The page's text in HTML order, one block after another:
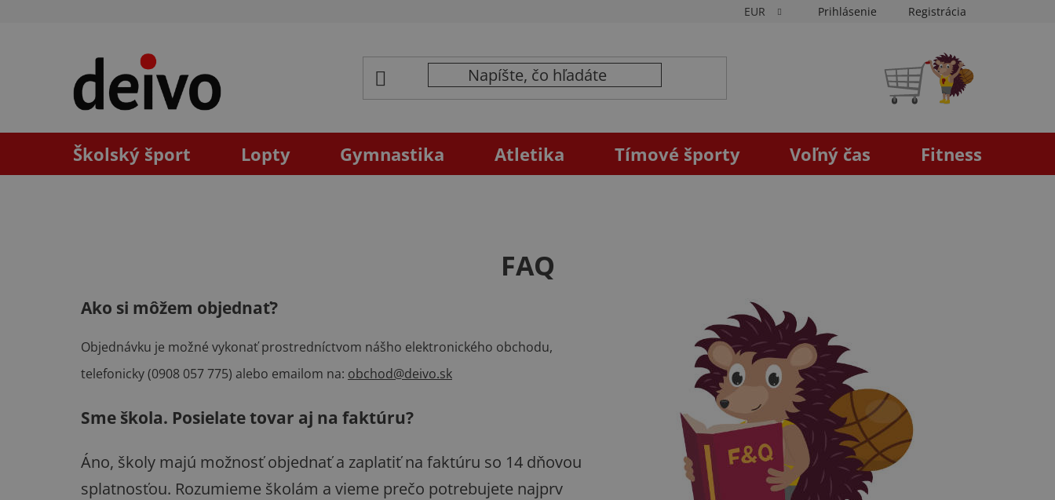
EUR Prihlásenie Registrácia
NÁKUPNÝ
KOŠÍK
Školský šport Lopty Gymnastika Atletika Tímové športy Voľný čas Fitness
FAQ
Ako si môžem objednať?
Objednávku je možné vykonať prostredníctvom nášho elektronického obchodu,
telefonicky (0908 057 775) alebo emailom na: obchod@deivo.sk
Sme škola. Posielate tovar aj na faktúru?
Áno, školy majú možnosť objednať a zaplatiť na faktúru so 14 dňovou
splatnosťou. Rozumieme školám a vieme prečo potrebujete najprv